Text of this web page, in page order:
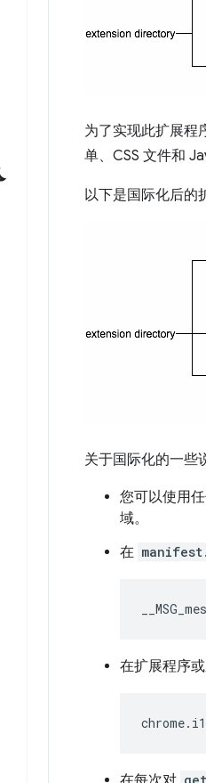
为了实现此扩展程
单、CSS 文件和
以下是国际化后的
关于国际化的一些
您可以使用
域。
在
在扩展程序
chrome.